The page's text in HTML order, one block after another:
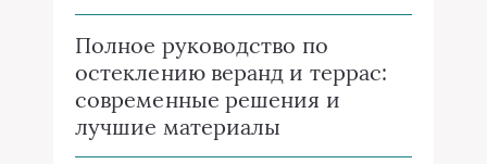
Полное руководство по
остеклению веранд и террас:
современные решения и
лучшие материалы